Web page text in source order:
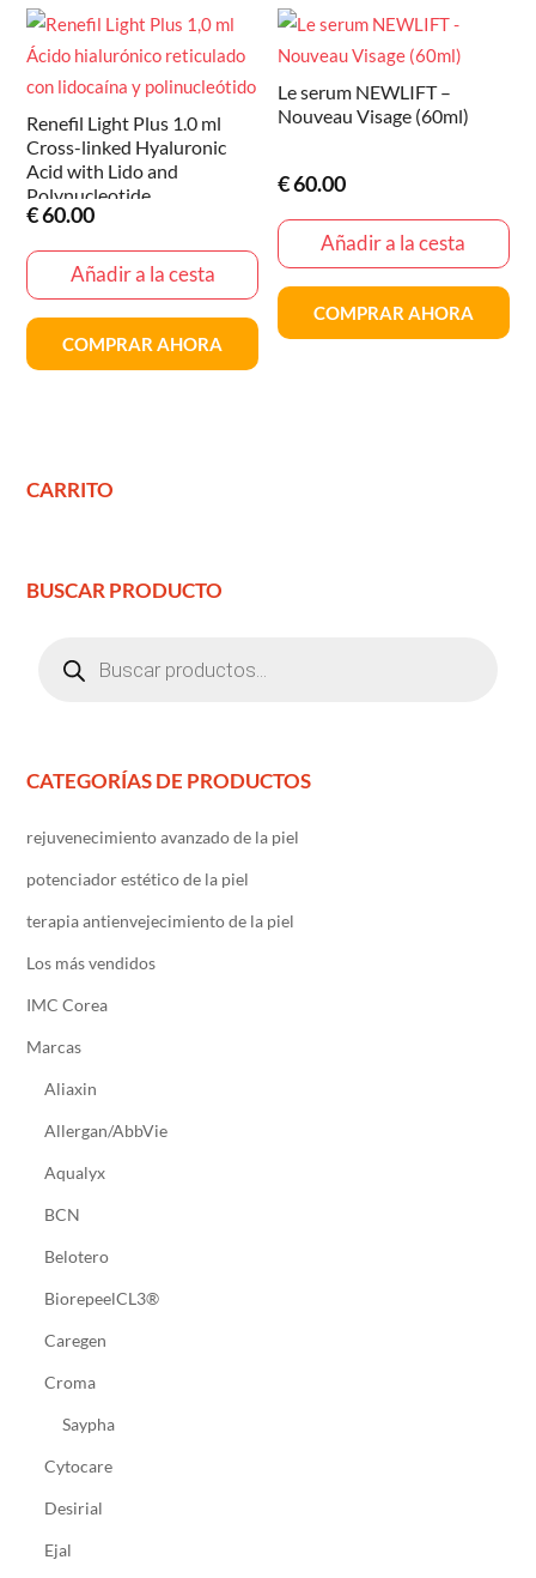
Renefil Light Plus 1.0 ml
Cross-linked Hyaluronic
Acid with Lido and
Polynucleotide
€60.00
Añadir a la cesta
COMPRAR AHORA
Le serum NEWLIFT –
Nouveau Visage (60ml)
€60.00
Añadir a la cesta
COMPRAR AHORA
CARRITO
BUSCAR PRODUCTO
productos
CATEGORÍAS DE PRODUCTOS
rejuvenecimiento avanzado de la piel
potenciador estético de la piel
terapia antienvejecimiento de la piel
Los más vendidos
IMC Corea
Marcas
Aliaxin
Allergan/AbbVie
Aqualyx
BCN
Belotero
BiorepeelCL3®
Caregen
Croma
Saypha
Cytocare
Desirial
Ejal